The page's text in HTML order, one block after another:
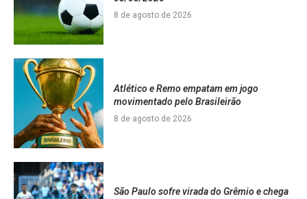
8 de agosto de 2026
Atlético e Remo empatam em jogo
movimentado pelo Brasileirão
8 de agosto de 2026
São Paulo sofre virada do Grêmio e chega